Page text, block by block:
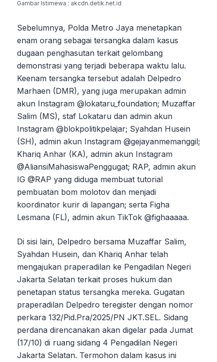
Gambar Istimewa : akcdn.detik.net.id
Sebelumnya, Polda Metro Jaya menetapkan
enam orang sebagai tersangka dalam kasus
dugaan penghasutan terkait gelombang
demonstrasi yang terjadi beberapa waktu lalu.
Keenam tersangka tersebut adalah Delpedro
Marhaen (DMR), yang juga merupakan admin
akun Instagram @lokataru_foundation; Muzaffar
Salim (MS), staf Lokataru dan admin akun
Instagram @blokpolitikpelajar; Syahdan Husein
(SH), admin akun Instagram @gejayanmemanggil;
Khariq Anhar (KA), admin akun Instagram
@AliansiMahasiswaPenggugat; RAP, admin akun
IG @RAP yang diduga membuat tutorial
pembuatan bom molotov dan menjadi
koordinator kurir di lapangan; serta Figha
Lesmana (FL), admin akun TikTok @fighaaaaa.
Di sisi lain, Delpedro bersama Muzaffar Salim,
Syahdan Husein, dan Khariq Anhar telah
mengajukan praperadilan ke Pengadilan Negeri
Jakarta Selatan terkait proses hukum dan
penetapan status tersangka mereka. Gugatan
praperadilan Delpedro teregister dengan nomor
perkara 132/Pid.Pra/2025/PN JKT.SEL. Sidang
perdana direncanakan akan digelar pada Jumat
(17/10) di ruang sidang 4 Pengadilan Negeri
Jakarta Selatan. Termohon dalam kasus ini